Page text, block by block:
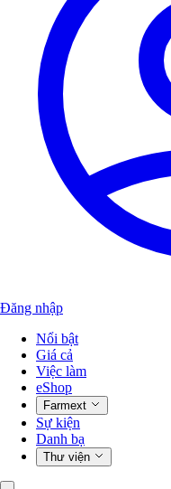
Đăng nhập
Nổi bật
Giá cả
Việc làm
eShop
Farmext
Sự kiện
Danh bạ
Thư viện